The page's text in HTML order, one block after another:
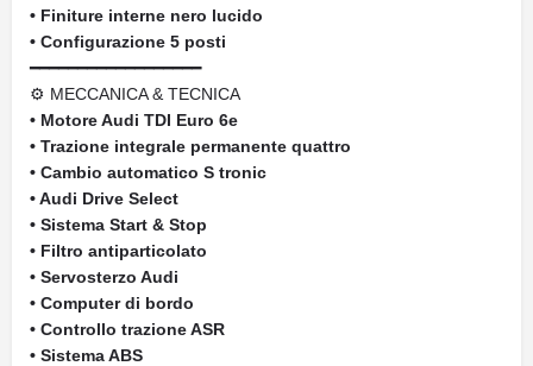
• Finiture interne nero lucido
• Configurazione 5 posti
━━━━━━━━━━━━━━━━━━
⚙ MECCANICA & TECNICA
• Motore Audi TDI Euro 6e
• Trazione integrale permanente quattro
• Cambio automatico S tronic
• Audi Drive Select
• Sistema Start & Stop
• Filtro antiparticolato
• Servosterzo Audi
• Computer di bordo
• Controllo trazione ASR
• Sistema ABS